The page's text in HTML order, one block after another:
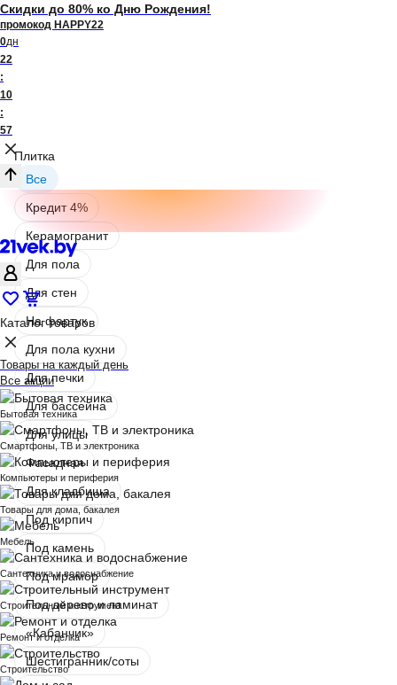
Скидки до 80% ко Дню Рождения!
промокод HAPPY22
0дн
22
:
10
:
57
Каталог товаров
Товары на каждый день
Все акции
Бытовая техника
Смартфоны, ТВ и электроника
Компьютеры и периферия
Товары для дома, бакалея
Мебель
Сантехника и водоснабжение
Строительный инструмент
Ремонт и отделка
Строительство
Плитка
Все
Кредит 4%
Керамогранит
Для пола
Для стен
На фартук
Для пола кухни
Для печки
Для бассейна
Для улицы
Фасадная
Для кладбища
Под кирпич
Под камень
Под мрамор
Под дерево и ламинат
«Кабанчик»
Шестигранник/соты